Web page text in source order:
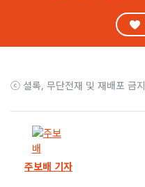
ⓒ 셜록, 무단전재 및 재배포 금지
주보배 기자